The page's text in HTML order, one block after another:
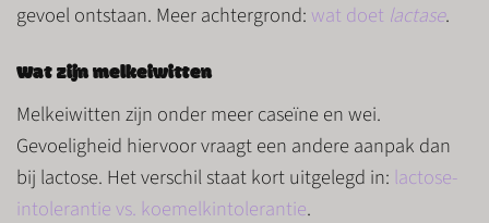
gevoel ontstaan. Meer achtergrond: wat doet lactase.
Wat zijn melkeiwitten
Melkeiwitten zijn onder meer caseïne en wei.
Gevoeligheid hiervoor vraagt een andere aanpak dan
bij lactose. Het verschil staat kort uitgelegd in: lactose-
intolerantie vs. koemelkintolerantie.